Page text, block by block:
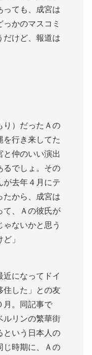
っても、成宮は
かのマスコミ
だけど、報道は
り）だったＡの
を行き来してた
と仲のいい演出
るでしょ。その
が去年４月にテ
たから、成宮は
て、Ａの彼氏が
ないかと思う
」
近になってドイ
住した」との友
月。同記事で
ルリンの繁華街
という日本人の
じ時期に、Ａの